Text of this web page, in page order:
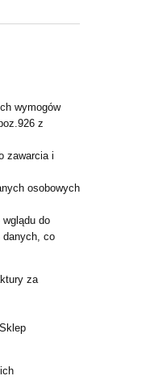
wymogów
z
zawarcia i
osobowych
do
danych, co
za